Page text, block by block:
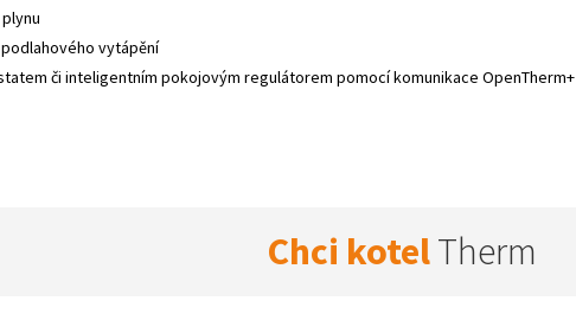
vytápění
či inteligentním pokojovým regulátorem pomocí komunikace OpenTherm+
Chci kotelTherm